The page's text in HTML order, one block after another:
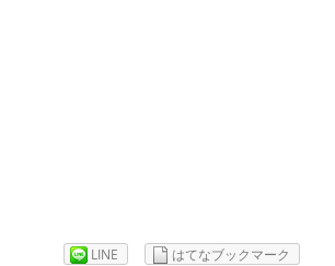
LINE
はてなブックマーク